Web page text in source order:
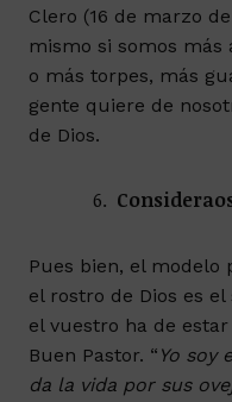
Clero (16 de marzo
mismo si somos más
o más torpes, más
gente quiere de
de Dios.
Pues bien, el modelo
el rostro de Dios es
el vuestro ha de
Buen Pastor. “ Yo soy
da la vida por sus